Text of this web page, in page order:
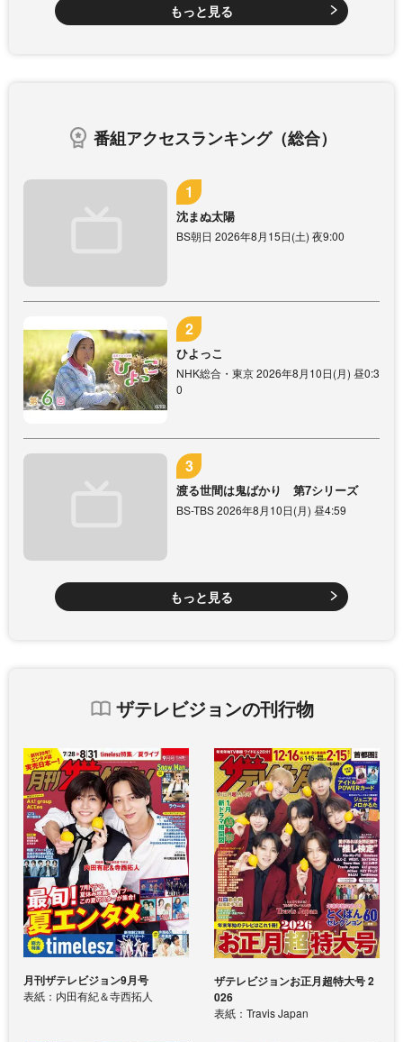
もっと見る
番組アクセスランキング（総合）
沈まぬ太陽
BS朝日 2026年8月15日(土) 夜9:00
ひよっこ
NHK総合・東京 2026年8月10日(月) 昼0:3
0
渡る世間は鬼ばかり 第7シリーズ
BS-TBS 2026年8月10日(月) 昼4:59
もっと見る
ザテレビジョンの刊行物
月刊ザテレビジョン9月号
表紙：内田有紀＆寺西拓人
ザテレビジョンお正月超特大号 2
026
表紙：Travis Japan